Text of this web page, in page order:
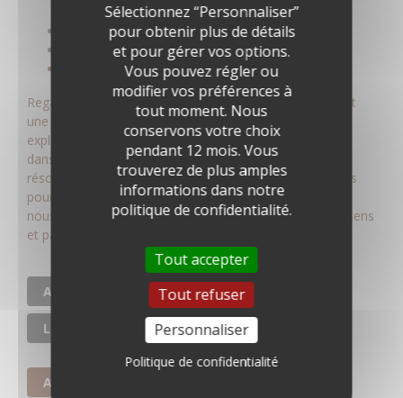
Dès 12 ans
Durée : 1h00
Tarif : 25 €
Regarder, ressentir, goûter : une médiatrice du musée et
une conseillère en nutrition d’EETHOS vous invitent à
explorer autrement un parcours d’œuvres sélectionnées
dans la collection moderne. Chaque œuvre entre en
résonance avec des produits locaux et de saison, choisis
pour leurs textures, leurs teintes et ce qu'ils éveillent en
nous. Une dégustation inspirée de l’art pour éveiller les sens
et partager un moment unique.
ATELIERS ET ACTIVITÉS
LE MUSÉE AUTREMENT
A LA UNE
Sélectionnez “Personnaliser”
pour obtenir plus de détails
et pour gérer vos options.
Vous pouvez régler ou
modifier vos préférences à
tout moment. Nous
conservons votre choix
pendant 12 mois. Vous
trouverez de plus amples
informations dans notre
politique de confidentialité.
Tout accepter
Tout refuser
Personnaliser
Politique de confidentialité